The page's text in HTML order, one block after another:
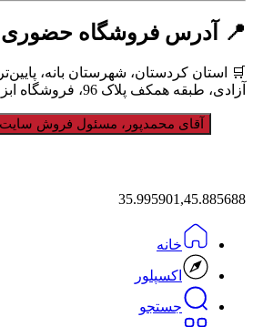
📍 آدرس فروشگاه حضوری
🛒 استان کردستان، شهرستان بانه،
آزادی، طبقه همکف پلاک 96، فروشگاه ابزار بانه
آقای محمدپور، مسئول فروش سایت
35.995901,45.885688
خانه
اکسپلور
جستجو